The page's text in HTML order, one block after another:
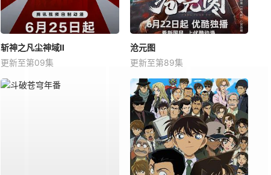
斩神之凡尘神域Ⅱ
更新至第09集
沧元图
更新至第89集